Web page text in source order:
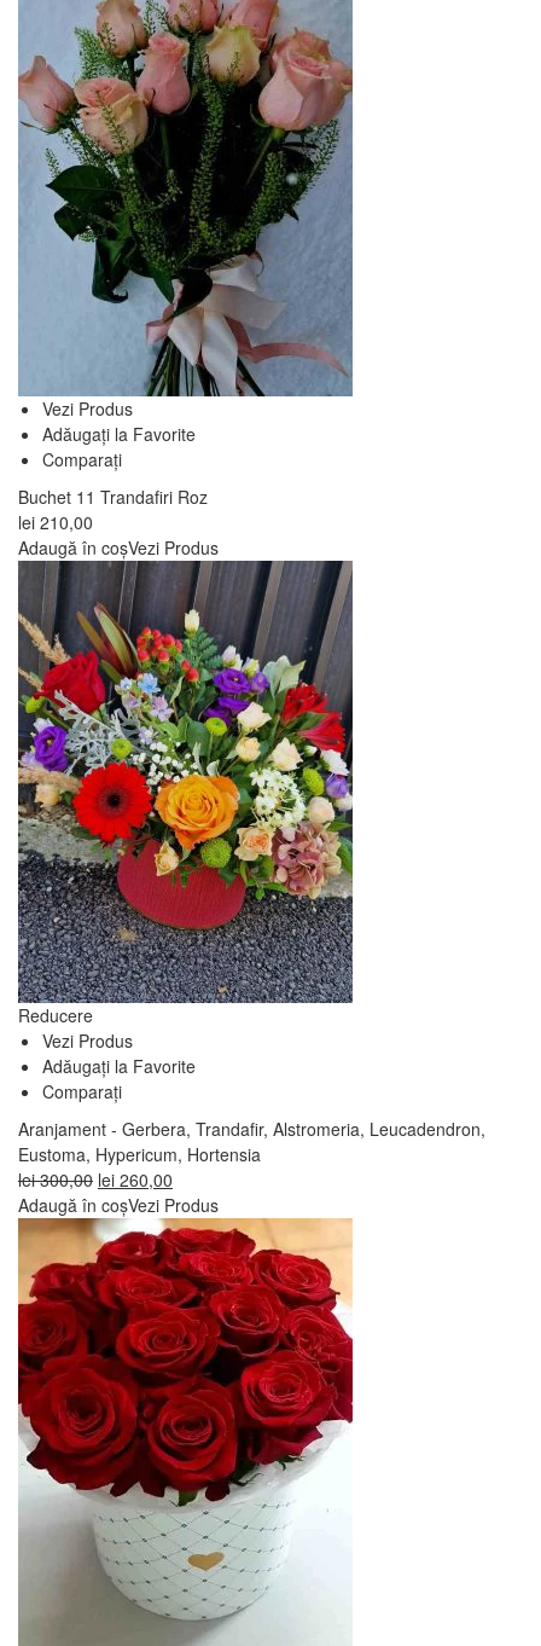
Vezi Produs
Adăugați la Favorite
Comparați
Buchet 11 Trandafiri Roz
lei 210,00
Adaugă în coșVezi Produs
Reducere
Vezi Produs
Adăugați la Favorite
Comparați
Aranjament - Gerbera, Trandafir, Alstromeria, Leucadendron,
Eustoma, Hypericum, Hortensia
lei300,00 Prețul
inițial
a
fost:
lei 300,00.
lei 260,00
curent
este:
lei 260,00.
Adaugă în coșVezi Produs